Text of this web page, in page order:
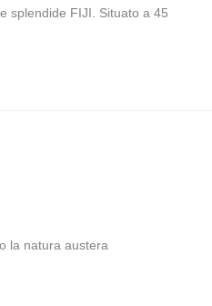
splendide FIJI. Situato a 45
la natura austera